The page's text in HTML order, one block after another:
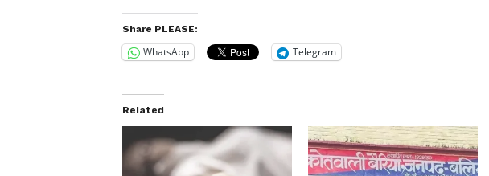
Share PLEASE:
WhatsApp Telegram
Related